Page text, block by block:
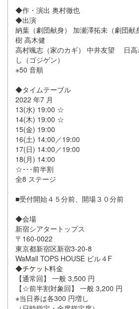
◆作・演出 奥村徹也
◆出演
納葉（劇団献身） 加瀬澤拓未（劇団献
樹 高木健
高村颯志（家のカギ） 中井友望 日高
し（ゴジゲン）
※50 音順
◆タイムテーブル
2022 年7 月
13(水) 19:00 ☆
14(木) 19:00 ☆
15(金) 19:00
16(土) 14:00／19:00
17(日) 14:00／19:00
18(月) 14:00
☆･･･前半割
全8 ステージ
■受付開始４５分前、開場３０分前
◆会場
新宿シアタートップス
〒160-0022
東京都新宿区新宿3-20-8
WaMall TOPS HOUSE ビル４F
◆
料金
【通常回】 一般 3,500 円
【☆前半割対象回】 一般 3,200 円
※当日券は各300 円増し